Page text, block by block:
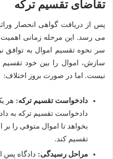
تقاضای تقسیم ترکه
پس از دریافت گواهی انحصار
می رسد. این مرحله زمانی اهمیت
سر نحوه تقسیم اموال به توافق
سازش، اموال را بین خود تقسیم
نیست. اما در صورت بروز اختلاف:
دادخواست تقسیم ترکه: هر
دادخواست تقسیم ترکه به
بخواهد تا اموال متوفی را
تقسیم کند.
مراحل رسیدگی: دادگاه پس